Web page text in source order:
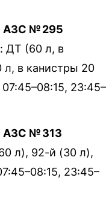
АЗС № 295
: ДТ (60 л, в
в канистры 20
23:45–
АЗС № 313
л), 92-й (30 л),
23:45–